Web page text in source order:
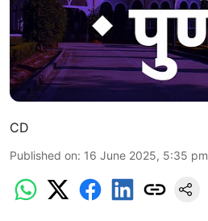
CD
Published on: 16 June 2025, 5:35 pm